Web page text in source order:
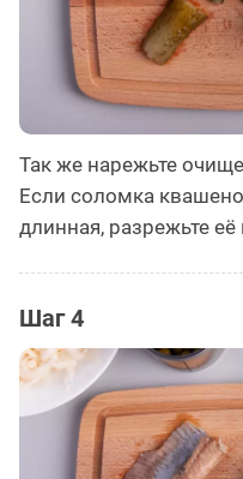
Так же нарежьте
Если соломка
длинная, разрежьте её
Шаг 4